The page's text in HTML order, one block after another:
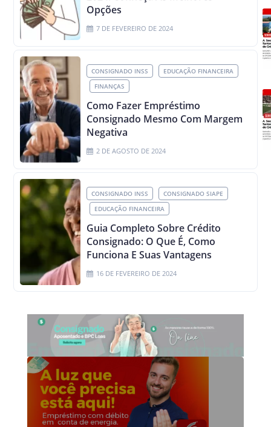
Opções
7 DE FEVEREIRO DE 2024
CONSIGNADO INSS
EDUCAÇÃO FINANCEIRA
FINANÇAS
Como Fazer Empréstimo
Consignado Mesmo Com Margem
Negativa
2 DE AGOSTO DE 2024
CONSIGNADO INSS
CONSIGNADO SIAPE
EDUCAÇÃO FINANCEIRA
Guia Completo Sobre Crédito
Consignado: O Que É, Como
Funciona E Suas Vantagens
16 DE FEVEREIRO DE 2024